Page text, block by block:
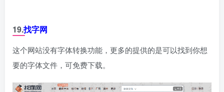
19.找字网
这个网站没有字体转换功能，更多的提供的是可以找到你想
要的字体文件，可免费下载。